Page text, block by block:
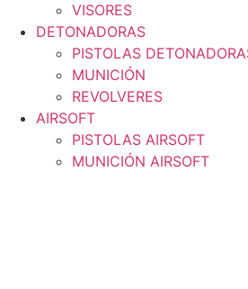
VISORES
DETONADORAS
PISTOLAS
MUNICIÓN
REVOLVERES
AIRSOFT
PISTOLAS AIRSOFT
MUNICIÓN AIRSOFT